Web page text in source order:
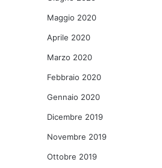
Maggio 2020
Aprile 2020
Marzo 2020
Febbraio 2020
Gennaio 2020
Dicembre 2019
Novembre 2019
Ottobre 2019